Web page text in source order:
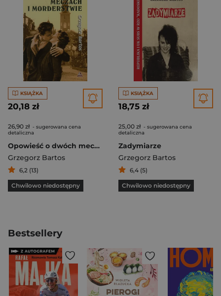
KSIĄŻKA
20,18 zł
26,90 zł - sugerowana cena
detaliczna
Opowieść o dwóch meczach i morderstwie
Grzegorz Bartos
6,2 (13)
Chwilowo niedostępny
KSIĄŻKA
18,75 zł
25,00 zł - sugerowana cena
detaliczna
Zadymiarze
Grzegorz Bartos
6,4 (5)
Chwilowo niedostępny
Bestsellery